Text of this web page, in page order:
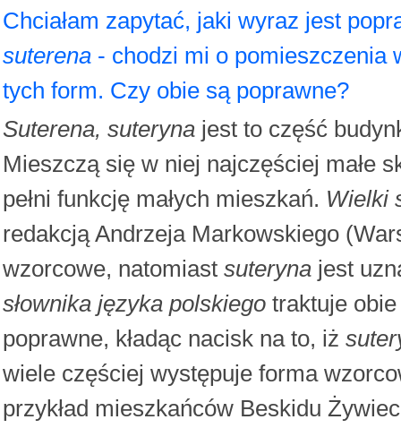
Chciałam zapytać, jaki wyraz jest
suterena - chodzi mi o pomieszczenia
tych form. Czy obie są poprawne?
Suterena, suteryna jest to część
Mieszczą się w niej najczęściej małe
pełni funkcję małych mieszkań. Wielki
redakcją Andrzeja Markowskiego
wzorcowe, natomiast suteryna jest
słownika języka polskiego traktuje
poprawne, kładąc nacisk na to, iż
wiele częściej występuje forma
przykład mieszkańców Beskidu